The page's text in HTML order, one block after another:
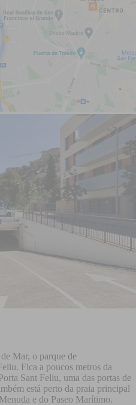
Mar, o parque de
Fica a poucos metros da
Sant Feliu, uma das portas de
está perto da praia principal
e do Paseo Marítimo.